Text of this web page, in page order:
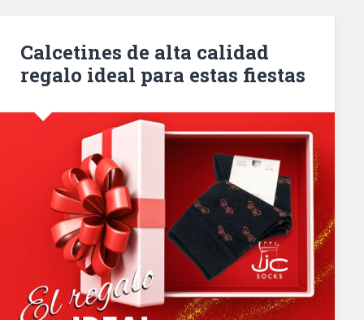
Calcetines de alta calidad
regalo ideal para estas fiestas